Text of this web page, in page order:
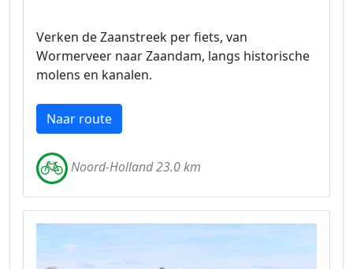
Verken de Zaanstreek per fiets, van
Wormerveer naar Zaandam, langs historische
molens en kanalen.
Naar route
Noord-Holland 23.0 km